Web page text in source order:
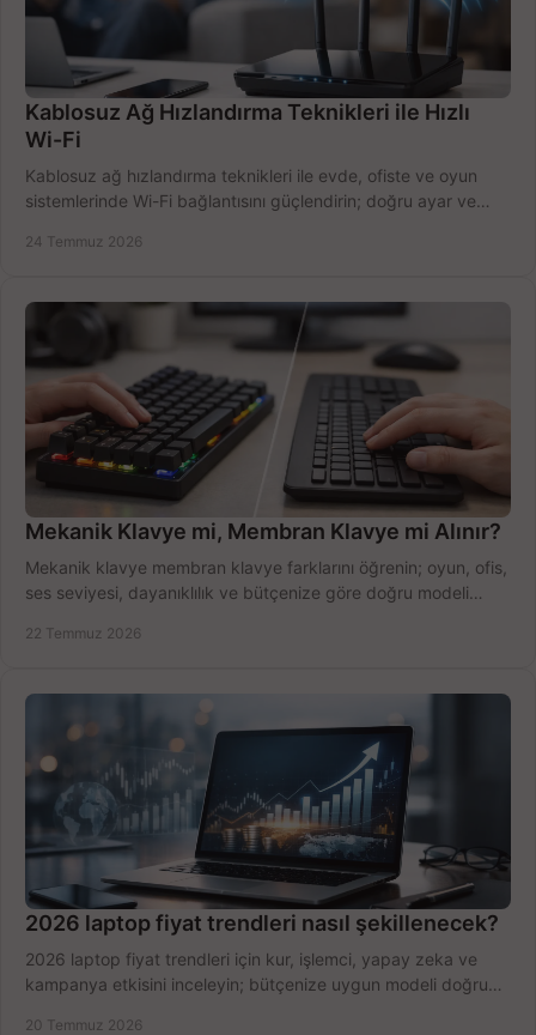
Kablosuz Ağ Hızlandırma Teknikleri ile Hızlı
Wi-Fi
Kablosuz ağ hızlandırma teknikleri ile evde, ofiste ve oyun
sistemlerinde Wi-Fi bağlantısını güçlendirin; doğru ayar ve
24 Temmuz 2026
Mekanik Klavye mi, Membran Klavye mi Alınır?
Mekanik klavye membran klavye farklarını öğrenin; oyun, ofis,
ses seviyesi, dayanıklılık ve bütçenize göre doğru modeli
22 Temmuz 2026
2026 laptop fiyat trendleri nasıl şekillenecek?
2026 laptop fiyat trendleri için kur, işlemci, yapay zeka ve
kampanya etkisini inceleyin; bütçenize uygun modeli doğru
20 Temmuz 2026